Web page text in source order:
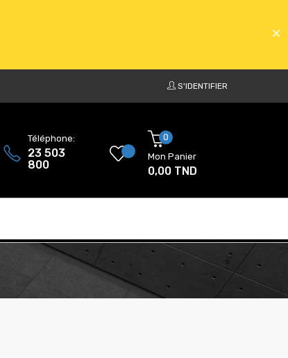
S'IDENTIFIER
Téléphone:
23 503
800
0
Mon Panier
0,00 TND